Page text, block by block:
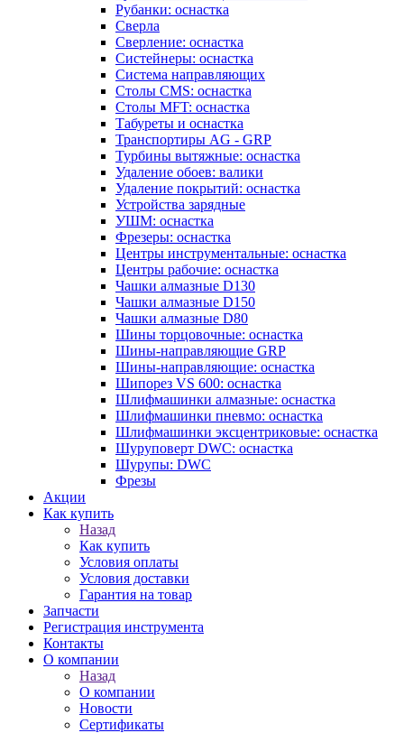
Рубанки: оснастка
Сверла
Сверление: оснастка
Систейнеры: оснастка
Система направляющих
Столы CMS: оснастка
Столы MFT: оснастка
Табуреты и оснастка
Транспортиры AG - GRP
Турбины вытяжные: оснастка
Удаление обоев: валики
Удаление покрытий: оснастка
Устройства зарядные
УШМ: оснастка
Фрезеры: оснастка
Центры инструментальные: оснастка
Центры рабочие: оснастка
Чашки алмазные D130
Чашки алмазные D150
Чашки алмазные D80
Шины торцовочные: оснастка
Шины-направляющие GRP
Шины-направляющие: оснастка
Шипорез VS 600: оснастка
Шлифмашинки алмазные: оснастка
Шлифмашинки пневмо: оснастка
Шлифмашинки эксцентриковые: оснастка
Шуруповерт DWC: оснастка
Шурупы: DWC
Фрезы
Акции
Как купить
Назад
Как купить
Условия оплаты
Условия доставки
Гарантия на товар
Запчасти
Регистрация инструмента
Контакты
О компании
Назад
О компании
Новости
Сертификаты